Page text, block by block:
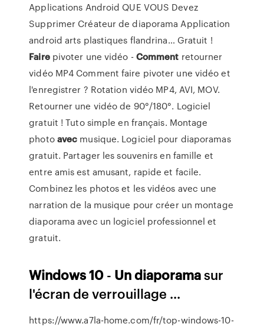
Applications Android QUE VOUS Devez
Supprimer Créateur de diaporama Application
android arts plastiques flandrina… Gratuit !
Fairepivoter une vidéo -Comment retourner
vidéo MP4 Comment faire pivoter une vidéo et
l'enregistrer ? Rotation vidéo MP4, AVI, MOV.
Retourner une vidéo de 90°/180°. Logiciel
gratuit ! Tuto simple en français. Montage
photoavec musique. Logiciel pour diaporamas
gratuit. Partager les souvenirs en famille et
entre amis est amusant, rapide et facile.
Combinez les photos et les vidéos avec une
narration de la musique pour créer un montage
diaporama avec un logiciel professionnel et
gratuit.
Windows10 - Undiaporamasur
l'écran de verrouillage ...
https://www.a7la-home.com/fr/top-windows-10-